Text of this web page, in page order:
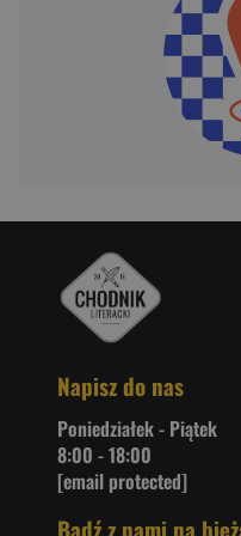
Napisz do nas
Poniedziałek - Piątek
8:00 - 18:00
[email protected]
Bądź z nami na